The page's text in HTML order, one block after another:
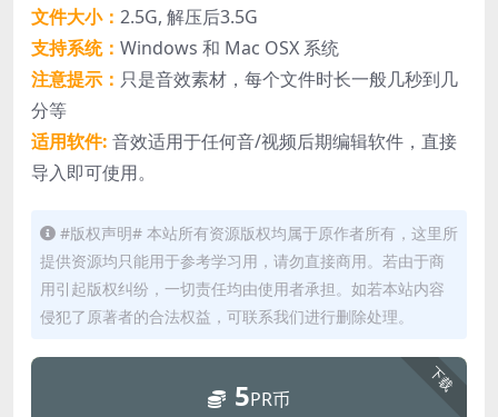
文件大小： 2.5G, 解压后3.5G
支持系统： Windows 和 Mac OSX 系统
注意提示： 只是音效素材，每个文件时长一般几秒到几
分等
适用软件: 音效适用于任何音/视频后期编辑软件，直接
导入即可使用。
#版权声明# 本站所有资源版权均属于原作者所有，这里所
提供资源均只能用于参考学习用，请勿直接商用。若由于商
用引起版权纠纷，一切责任均由使用者承担。如若本站内容
侵犯了原著者的合法权益，可联系我们进行删除处理。
下载
5PR币